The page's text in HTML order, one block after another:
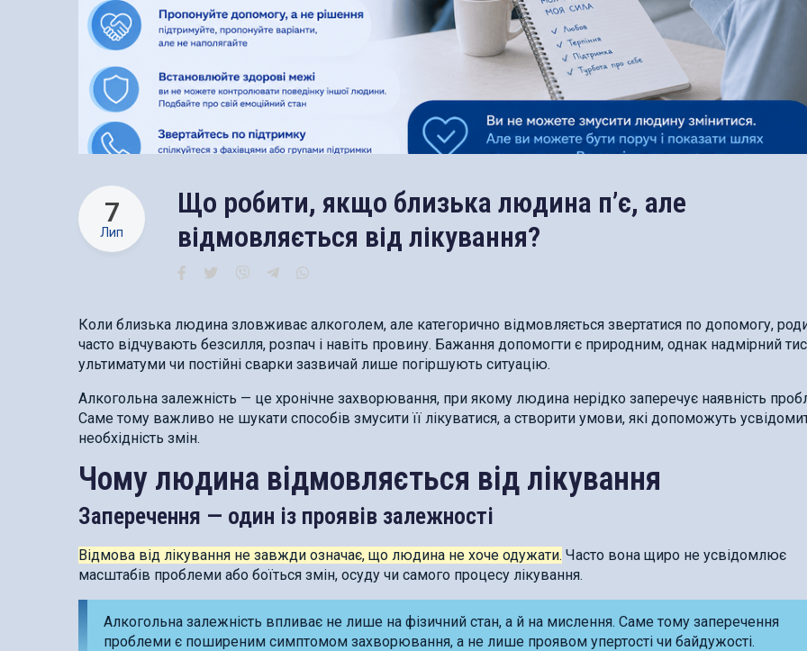
7
Лип
Що робити, якщо близька людина п’є, але
відмовляється від лікування?
Коли близька людина зловживає алкоголем, але категорично відмовляється звертатися по допомогу,
часто відчувають безсилля, розпач і навіть провину. Бажання допомогти є природним, однак надмірний
ультиматуми чи постійні сварки зазвичай лише погіршують ситуацію.
Алкогольна залежність — це хронічне захворювання, при якому людина нерідко заперечує наявність
Саме тому важливо не шукати способів змусити її лікуватися, а створити умови, які допоможуть
необхідність змін.
Чому людина відмовляється від лікування
Заперечення — один із проявів залежності
Відмова від лікування не завжди означає, що людина не хоче одужати. Часто вона щиро не усвідомлює
масштабів проблеми або боїться змін, осуду чи самого процесу лікування.
Алкогольна залежність впливає не лише на фізичний стан, а й на мислення. Саме тому заперечення
проблеми є поширеним симптомом захворювання, а не лише проявом упертості чи байдужості.